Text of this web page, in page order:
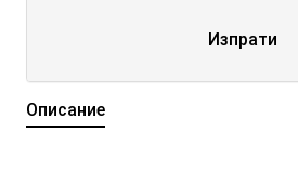
Изпрати
Описание